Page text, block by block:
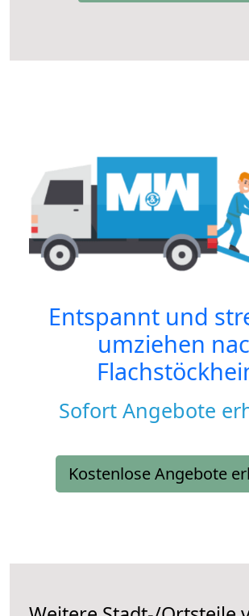
Entspannt und
umziehen
Sofort Angebote
Kostenlose Angebote